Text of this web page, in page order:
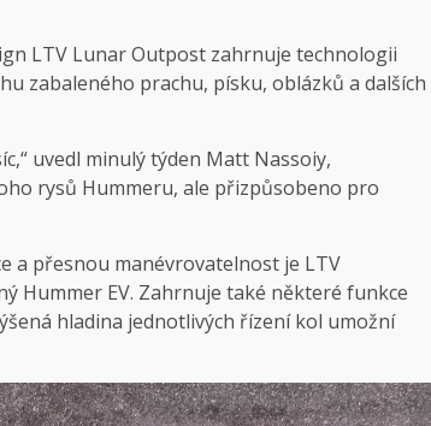
LTV Lunar Outpost zahrnuje technologii
zabaleného prachu, písku, oblázků a dalších
uvedl minulý týden Matt Nassoiy,
rysů Hummeru, ale přizpůsobeno pro
a přesnou manévrovatelnost je LTV
Hummer EV. Zahrnuje také některé funkce
hladina jednotlivých řízení kol umožní